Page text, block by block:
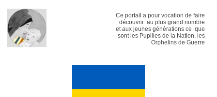
Ce portail a pour vocation de faire
découvrir au plus grand nombre
et aux jeunes générations ce que
sont les Pupilles de la Nation, les
Orphelins de Guerre